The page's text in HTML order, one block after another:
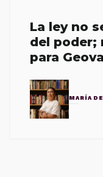
La ley no
del poder;
para
MARÍA